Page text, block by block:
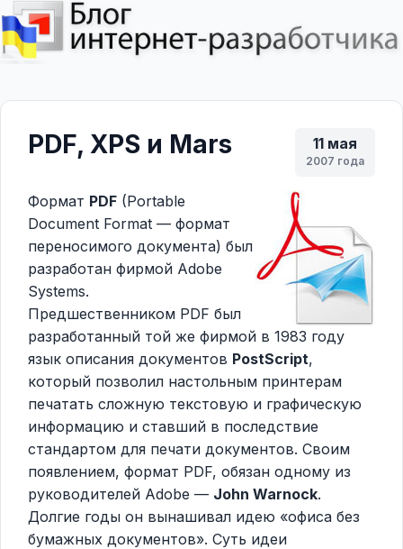
11 мая
2007 года
PDF, XPS и Mars
Формат PDF (Portable
Document Format — формат
переносимого документа) был
разработан фирмой Adobe
Systems.
Предшественником PDF был
разработанный той же фирмой в 1983 году
язык описания документов PostScript,
который позволил настольным принтерам
печатать сложную текстовую и графическую
информацию и ставший в последствие
стандартом для печати документов. Своим
появлением, формат PDF, обязан одному из
руководителей Adobe — John Warnock.
Долгие годы он вынашивал идею «офиса без
бумажных документов». Суть идеи